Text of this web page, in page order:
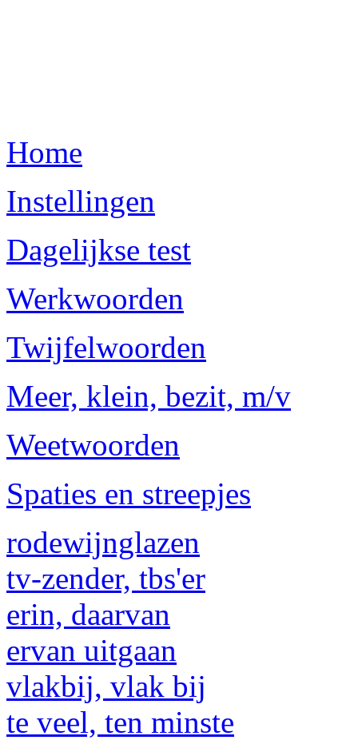
Home
Instellingen
Dagelijkse test
Werkwoorden
Twijfelwoorden
Meer, klein, bezit, m/v
Weetwoorden
Spaties en streepjes
rodewijnglazen
tv-zender, tbs'er
erin, daarvan
ervan uitgaan
vlakbij, vlak bij
te veel, ten minste